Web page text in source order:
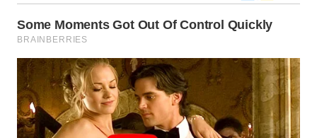
BALI
WN
KALBAR
WN
KALTENG